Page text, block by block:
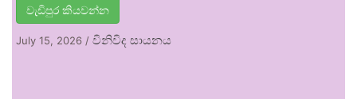
වැඩිපුර කියවන්න
July 15, 2026 / විනිවිද සායනය